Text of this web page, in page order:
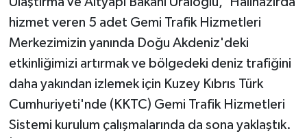
hizmet veren 5 adet Gemi Trafik Hizmetleri
Merkezimizin yanında Doğu Akdeniz'deki
etkinliğimizi artırmak ve bölgedeki deniz trafiğini
daha yakından izlemek için Kuzey Kıbrıs Türk
Cumhuriyeti'nde (KKTC) Gemi Trafik Hizmetleri
Sistemi kurulum çalışmalarında da sona yaklaştık.